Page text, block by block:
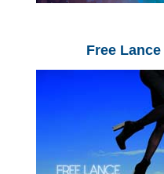
Free Lance